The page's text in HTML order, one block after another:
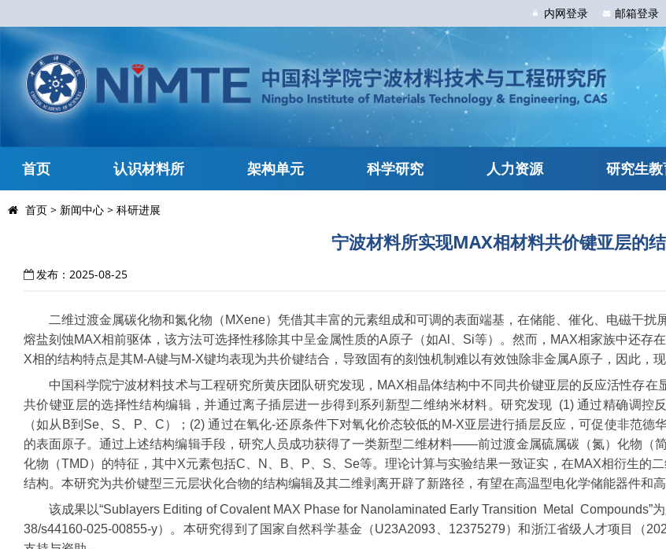
内网登录 邮箱登录
首页 认识材料所 架构单元 科学研究 人力资源 研究生
首页 > 新闻中心 > 科研进展
宁波材料所实现MAX相材料共价键亚层的
发布：2025-08-25
二维过渡金属碳化物和氮化物（MXene）凭借其丰富的元素组成和可调的表面端基，在储能、催化、电磁干
熔盐刻蚀MAX相前驱体，该方法可选择性移除其中呈金属性质的A原子（如Al、Si等）。然而，MAX相家族中还存
X相的结构特点是其M-A键与M-X键均表现为共价键结合，导致固有的刻蚀机制难以有效蚀除非金属A原子，因此，
中国科学院宁波材料技术与工程研究所黄庆团队研究发现，MAX相晶体结构中不同共价键亚层的反应活性存
共价键亚层的选择性结构编辑，并通过离子插层进一步得到系列新型二维纳米材料。研究发现 (1) 通过精确调控
（如从B到Se、S、P、C）；(2) 通过在氧化-还原条件下对氧化价态较低的M-X亚层进行插层反应，可促使非范
的表面原子。通过上述结构编辑手段，研究人员成功获得了一类新型二维材料——前过渡金属硫属碳（氮）化物（
化物（TMD）的特征，其中X元素包括C、N、B、P、S、Se等。理论计算与实验结果一致证实，在MAX相衍生的
结构。本研究为共价键型三元层状化合物的结构编辑及其二维剥离开辟了新路径，有望在高温型电化学储能器件和高
该成果以“Sublayers Editing of Covalent MAX Phase for Nanolaminated Early Transition Metal Compounds”
38/s44160-025-00855-y）。本研究得到了国家自然科学基金（U23A2093、12375279）和浙江省级人才项目（